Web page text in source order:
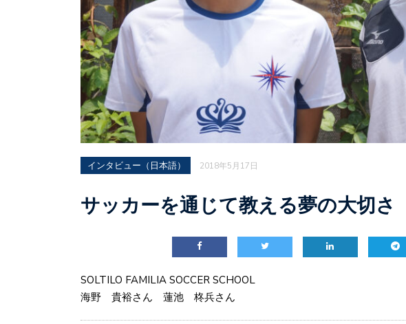
インタビュー（日本語） 2018年5月17日
サッカーを通じて教える夢の大切さ
SOLTILO FAMILIA SOCCER SCHOOL
海野 貴裕さん 蓮池 柊兵さん